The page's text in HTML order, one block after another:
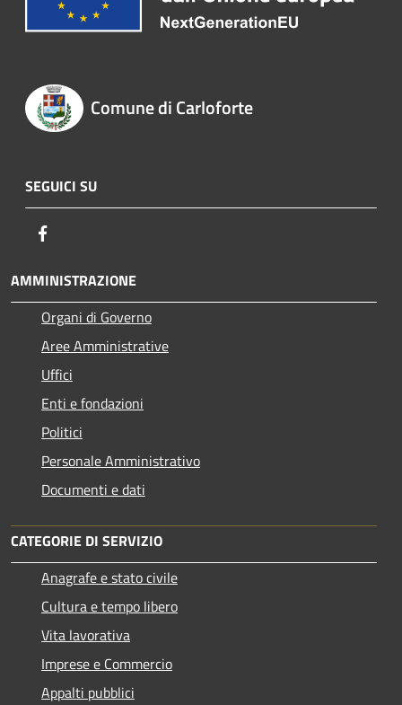
Comune di Carloforte
SEGUICI SU
AMMINISTRAZIONE
Organi di Governo
Aree Amministrative
Uffici
Enti e fondazioni
Politici
Personale Amministrativo
Documenti e dati
CATEGORIE DI SERVIZIO
Anagrafe e stato civile
Cultura e tempo libero
Vita lavorativa
Imprese e Commercio
Appalti pubblici